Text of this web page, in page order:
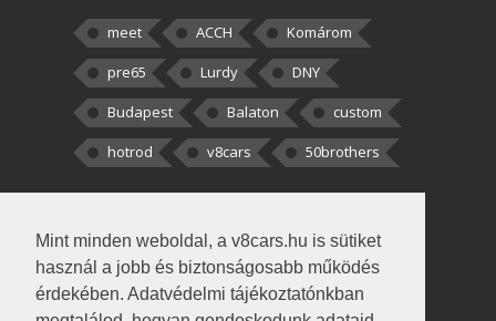
Mint minden weboldal, a v8cars.hu is sütiket
használ a jobb és biztonságosabb működés
érdekében. Adatvédelmi tájékoztatónkban
meet ACCH
Komárom
pre65
Lurdy
DNY
Budapest
Balaton
custom
hotrod
v8cars 50brothers
kortisz:Elszúrtam! Én csak két
darabbaal számoltam. Nem tudtam, hogy fél autót,